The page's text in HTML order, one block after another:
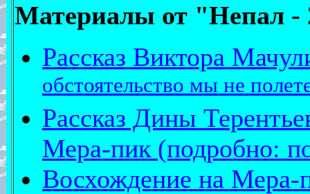
Материалы от "Непал -
Рассказ Виктора
обстоятельство мы не
Рассказ Дины
Мера-пик (подробно:
Восхождение на Мера-